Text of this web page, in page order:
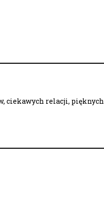
ciekawych relacji, pięknych